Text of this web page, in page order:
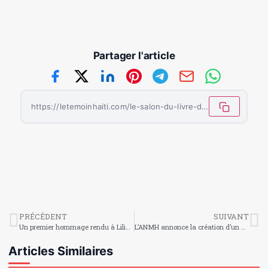
Partager l'article
https://letemoinhaiti.com/le-salon-du-livre-de-ouanaminthe-est-de-retour-le-11-aout/
PRÉCÉDENT SUIVANT
Articles Similaires